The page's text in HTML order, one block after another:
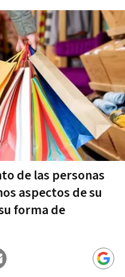
de las personas
aspectos de su
forma de